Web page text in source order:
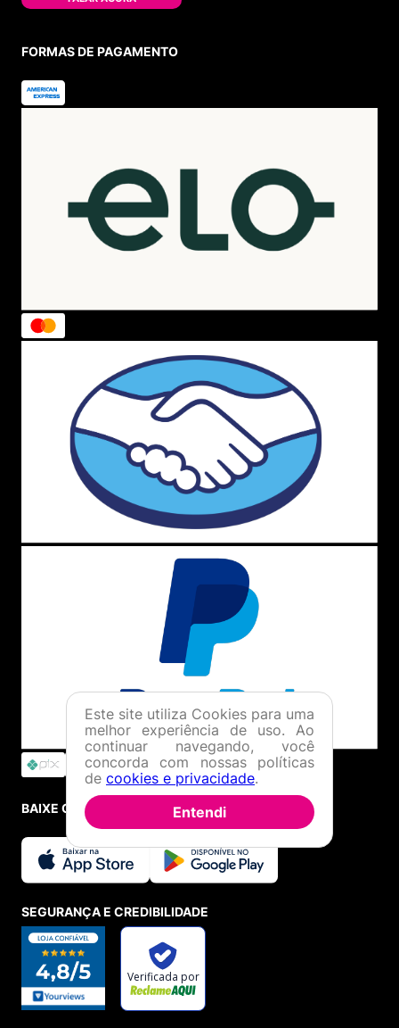
FORMAS DE PAGAMENTO
BAIXE O APP
SEGURANÇA E CREDIBILIDADE
Este site utiliza Cookies para uma
melhor experiência de uso. Ao
continuar navegando, você
concorda com nossas políticas
de cookies e privacidade.
Entendi